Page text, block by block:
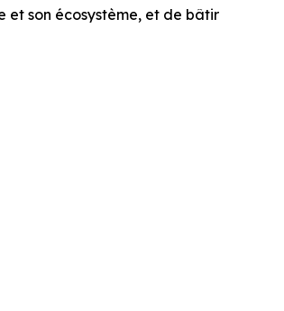
et son écosystème, et de bâtir